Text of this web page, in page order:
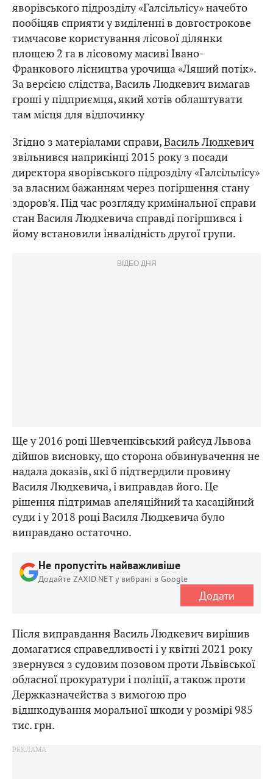
яворівського підрозділу «Галсільлісу» начебто
пообіцяв сприяти у виділенні в довгострокове
тимчасове користування лісової ділянки
площею 2 га в лісовому масиві Івано-
Франкового лісництва урочища «Ляший потік».
За версією слідства, Василь Людкевич вимагав
гроші у підприємця, який хотів облаштувати
там місця для відпочинку
Згідно з матеріалами справи,Василь Людкевич
звільнився наприкінці 2015 року з посади
директора яворівського підрозділу «Галсільлісу»
за власним бажанням через погіршення стану
здоров’я. Під час розгляду кримінальної справи
стан Василя Людкевича справді погіршився і
йому встановили інвалідність другої групи.
ВІДЕО ДНЯ
Ще у 2016 році Шевченківський райсуд Львова
дійшов висновку, що сторона обвинувачення не
надала доказів, які б підтвердили провину
Василя Людкевича, і виправдав його. Це
рішення підтримав апеляційний та касаційний
суди і у 2018 році Василя Людкевича було
виправдано остаточно.
Не пропустіть найважливіше
Додайте ZAXID.NET у вибрані в Google
Додати
Після виправдання Василь Людкевич вирішив
домагатися справедливості і у квітні 2021 року
звернувся з судовим позовом проти Львівської
обласної прокуратури і поліції, а також проти
Держказначейства з вимогою про
відшкодування моральної шкоди у розмірі 985
тис. грн.